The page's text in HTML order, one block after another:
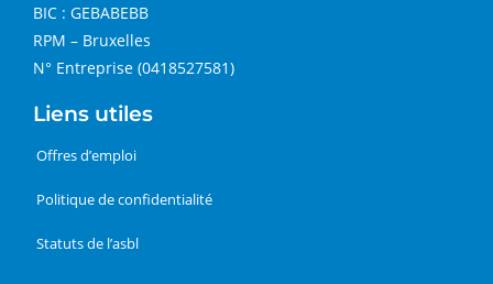
BIC : GEBABEBB
RPM – Bruxelles
N° Entreprise (0418527581)
Liens utiles
Offres d’emploi
Politique de confidentialité
Statuts de l’asbl